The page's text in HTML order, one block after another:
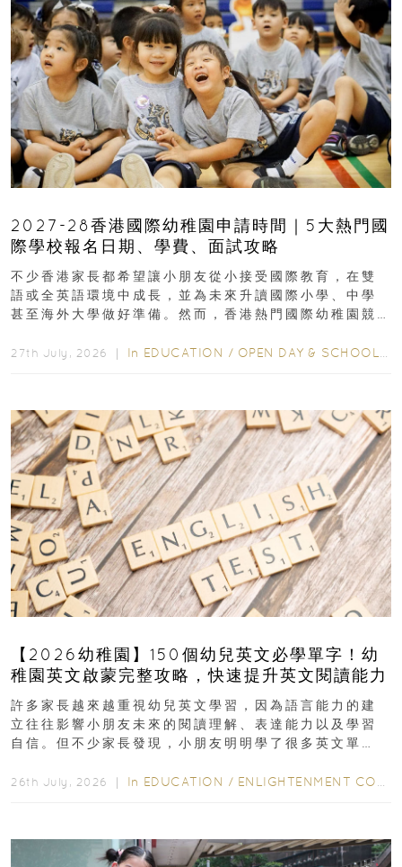
2027-28香港國際幼稚園申請時間｜5大熱門國
際學校報名日期、學費、面試攻略
不少香港家長都希望讓小朋友從小接受國際教育，在雙
語或全英語環境中成長，並為未來升讀國際小學、中學
甚至海外大學做好準備。然而，香港熱門國際幼稚園競
27th July, 2026 ｜ In EDUCATION / OPEN DAY & SCHOOL EVENTS
【2026幼稚園】150個幼兒英文必學單字！幼
稚園英文啟蒙完整攻略，快速提升英文閱讀能力
許多家長越來越重視幼兒英文學習，因為語言能力的建
立往往影響小朋友未來的閱讀理解、表達能力以及學習
自信。但不少家長發現，小朋友明明學了很多英文單
26th July, 2026 ｜ In EDUCATION / ENLIGHTENMENT CORNER